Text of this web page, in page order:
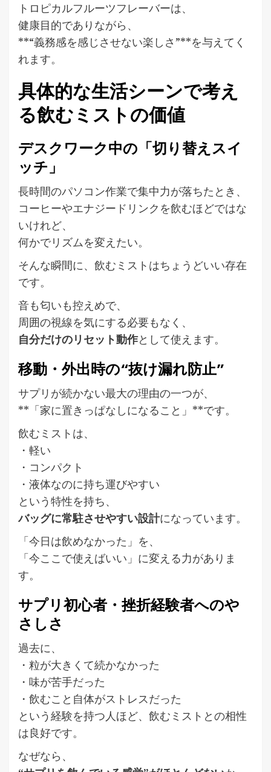
トロピカルフルーツフレーバーは、
健康目的でありながら、
**“義務感を感じさせない楽しさ”**を与えてく
れます。
具体的な生活シーンで考え
る飲むミストの価値
デスクワーク中の「切り替えスイ
ッチ」
長時間のパソコン作業で集中力が落ちたとき、
コーヒーやエナジードリンクを飲むほどではな
いけれど、
何かでリズムを変えたい。
そんな瞬間に、飲むミストはちょうどいい存在
です。
音も匂いも控えめで、
周囲の視線を気にする必要もなく、
自分だけのリセット動作として使えます。
移動・外出時の“抜け漏れ防止”
サプリが続かない最大の理由の一つが、
**「家に置きっぱなしになること」**です。
飲むミストは、
・軽い
・コンパクト
・液体なのに持ち運びやすい
という特性を持ち、
バッグに常駐させやすい設計になっています。
「今日は飲めなかった」を、
「今ここで使えばいい」に変える力がありま
す。
サプリ初心者・挫折経験者へのや
さしさ
過去に、
・粒が大きくて続かなかった
・味が苦手だった
・飲むこと自体がストレスだった
という経験を持つ人ほど、飲むミストとの相性
は良好です。
なぜなら、